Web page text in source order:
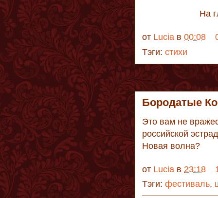
На
от Lucia в 00:08
Тэги: стихи
Бородатые
Это вам не
российской
Новая волна?
от Lucia в 23:18
Тэги: фестиваль,